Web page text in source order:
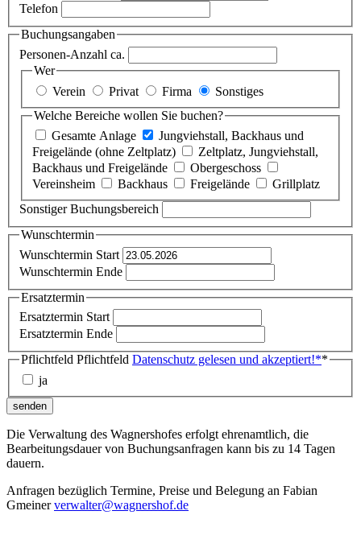
Telefon
Buchungsangaben
Personen-Anzahl ca.
Wer
Verein
Privat Firma
Sonstiges
Welche Bereiche wollen Sie buchen?
Gesamte Anlage
Jungviehstall, Backhaus und
Freigelände (ohne Zeltplatz)
Zeltplatz, Jungviehstall,
Backhaus und Freigelände
Obergeschoss
Vereinsheim
Backhaus Freigelände
Grillplatz
Sonstiger Buchungsbereich
Wunschtermin
Wunschtermin Start
Wunschtermin Ende
Ersatztermin
Ersatztermin Start
Ersatztermin Ende
Pflichtfeld Pflichtfeld Datenschutz gelesen und akzeptiert!**
ja
senden
Die Verwaltung des Wagnershofes erfolgt ehrenamtlich, die
Bearbeitungsdauer von Buchungsanfragen kann bis zu 14 Tagen
dauern.
Anfragen bezüglich Termine, Preise und Belegung an Fabian
Gmeinerverwalter@wagnershof.de